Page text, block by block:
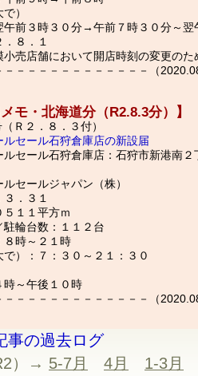
）
午前３時３０分→午前７時３０分～翌
８．１
売店舗において開店時刻の変更のた
－－－－－－－－－－－－－（
モ・北海道分（R2.8.3分）】
Ｒ２．８．３付）
ルセール石狩倉庫店の新設届
ルセール石狩倉庫店：石狩市新港南
セールジャパン（株）
．３１
５１１平方ｍ
輪台数：１１２台
８時～２１時
）：７：３０～２１：３０
時～午後１０時
－－－－－－－－－－－－－（
事の過去ログ
）→ 5-7月 4月
1-3月